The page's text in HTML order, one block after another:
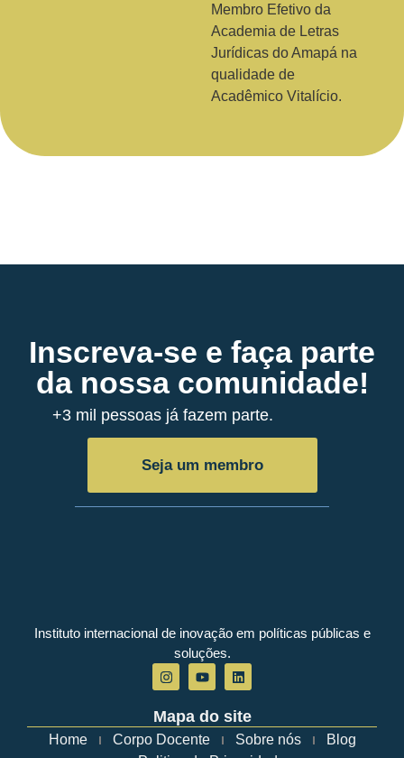
Membro Efetivo da
Academia de Letras
Jurídicas do Amapá na
qualidade de
Acadêmico Vitalício.
Inscreva-se e faça parte
da nossa comunidade!
+3 mil pessoas já fazem parte.
Seja um membro
Instituto internacional de inovação em políticas públicas e
soluções.
Mapa do site
Home Corpo Docente Sobre nós
Blog